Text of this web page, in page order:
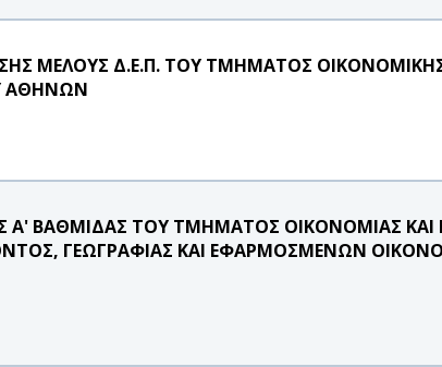
ΜΕΛΟΥΣ Δ.Ε.Π. ΤΟΥ ΤΜΗΜΑΤΟΣ
ΑΘΗΝΩΝ
Α' ΒΑΘΜΙΔΑΣ ΤΟΥ ΤΜΗΜΑΤΟΣ ΟΙΚΟΝΟΜΙΑΣ ΚΑΙ
ΓΕΩΓΡΑΦΙΑΣ ΚΑΙ ΕΦΑΡΜΟΣΜΕΝΩΝ